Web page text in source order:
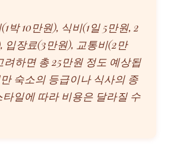
박 10만원), 식비(1일 5만원, 2
입장료(3만원), 교통비(2만
려하면 총 25만원 정도 예상됩
숙소의 등급이나 식사의 종
타일에 따라 비용은 달라질 수